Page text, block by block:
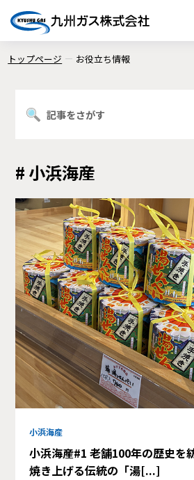
トップページ お役立ち情報
# 小浜海産
小浜海産
小浜海産#1 老舗100年の歴史を
焼き上げる伝統の「湯[...]
記事をさがす